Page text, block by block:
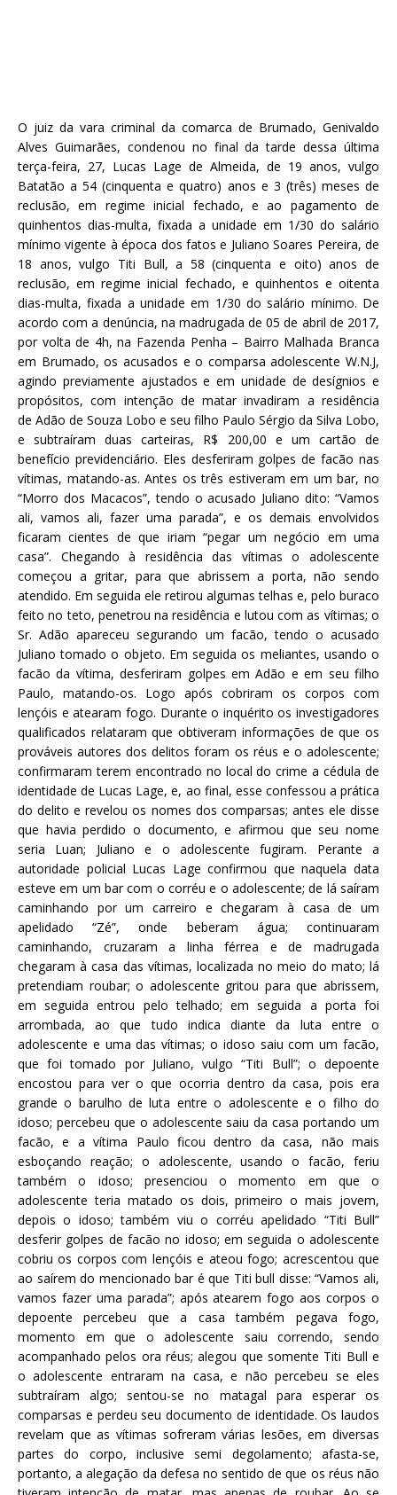
O juiz da vara criminal da comarca de Brumado, Genivaldo
Alves Guimarães, condenou no final da tarde dessa última
terça-feira, 27, Lucas Lage de Almeida, de 19 anos, vulgo
Batatão a 54 (cinquenta e quatro) anos e 3 (três) meses de
reclusão, em regime inicial fechado, e ao pagamento de
quinhentos dias-multa, fixada a unidade em 1/30 do salário
mínimo vigente à época dos fatos e Juliano Soares Pereira, de
18 anos, vulgo Titi Bull, a 58 (cinquenta e oito) anos de
reclusão, em regime inicial fechado, e quinhentos e oitenta
dias-multa, fixada a unidade em 1/30 do salário mínimo. De
acordo com a denúncia, na madrugada de 05 de abril de 2017,
por volta de 4h, na Fazenda Penha – Bairro Malhada Branca
em Brumado, os acusados e o comparsa adolescente W.N.J,
agindo previamente ajustados e em unidade de desígnios e
propósitos, com intenção de matar invadiram a residência
de Adão de Souza Lobo e seu filho Paulo Sérgio da Silva Lobo,
e subtraíram duas carteiras, R$ 200,00 e um cartão de
benefício previdenciário. Eles desferiram golpes de facão nas
vítimas, matando-as. Antes os três estiveram em um bar, no
“Morro dos Macacos”, tendo o acusado Juliano dito: “Vamos
ali, vamos ali, fazer uma parada”, e os demais envolvidos
ficaram cientes de que iriam “pegar um negócio em uma
casa”. Chegando à residência das vítimas o adolescente
começou a gritar, para que abrissem a porta, não sendo
atendido. Em seguida ele retirou algumas telhas e, pelo buraco
feito no teto, penetrou na residência e lutou com as vítimas; o
Sr. Adão apareceu segurando um facão, tendo o acusado
Juliano tomado o objeto. Em seguida os meliantes, usando o
facão da vítima, desferiram golpes em Adão e em seu filho
Paulo, matando-os. Logo após cobriram os corpos com
lençóis e atearam fogo. Durante o inquérito os investigadores
qualificados relataram que obtiveram informações de que os
prováveis autores dos delitos foram os réus e o adolescente;
confirmaram terem encontrado no local do crime a cédula de
identidade de Lucas Lage, e, ao final, esse confessou a prática
do delito e revelou os nomes dos comparsas; antes ele disse
que havia perdido o documento, e afirmou que seu nome
seria Luan; Juliano e o adolescente fugiram. Perante a
autoridade policial Lucas Lage confirmou que naquela data
esteve em um bar com o corréu e o adolescente; de lá saíram
caminhando por um carreiro e chegaram à casa de um
apelidado “Zé”, onde beberam água; continuaram
caminhando, cruzaram a linha férrea e de madrugada
chegaram à casa das vítimas, localizada no meio do mato; lá
pretendiam roubar; o adolescente gritou para que abrissem,
em seguida entrou pelo telhado; em seguida a porta foi
arrombada, ao que tudo indica diante da luta entre o
adolescente e uma das vítimas; o idoso saiu com um facão,
que foi tomado por Juliano, vulgo “Titi Bull”; o depoente
encostou para ver o que ocorria dentro da casa, pois era
grande o barulho de luta entre o adolescente e o filho do
idoso; percebeu que o adolescente saiu da casa portando um
facão, e a vítima Paulo ficou dentro da casa, não mais
esboçando reação; o adolescente, usando o facão, feriu
também o idoso; presenciou o momento em que o
adolescente teria matado os dois, primeiro o mais jovem,
depois o idoso; também viu o corréu apelidado “Titi Bull”
desferir golpes de facão no idoso; em seguida o adolescente
cobriu os corpos com lençóis e ateou fogo; acrescentou que
ao saírem do mencionado bar é que Titi bull disse: “Vamos ali,
vamos fazer uma parada”; após atearem fogo aos corpos o
depoente percebeu que a casa também pegava fogo,
momento em que o adolescente saiu correndo, sendo
acompanhado pelos ora réus; alegou que somente Titi Bull e
o adolescente entraram na casa, e não percebeu se eles
subtraíram algo; sentou-se no matagal para esperar os
comparsas e perdeu seu documento de identidade. Os laudos
revelam que as vítimas sofreram várias lesões, em diversas
partes do corpo, inclusive semi degolamento; afasta-se,
portanto, a alegação da defesa no sentido de que os réus não